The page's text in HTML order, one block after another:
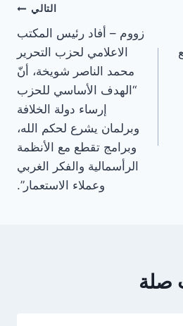
التالي
زووم – أفاد رئيس المكتب
الاعلامي لحزب التحرير
محمد الناصر شويخة، أنّ
“الهدف الأساسي للحزب
إرساء دولة الخلافة
وبرلمان يشرع لحكم الله،
وبرامج تقطع مع الأنظمة
الرأسمالية والفكر الغربي
وعملاء الاستعمار”.
صلة